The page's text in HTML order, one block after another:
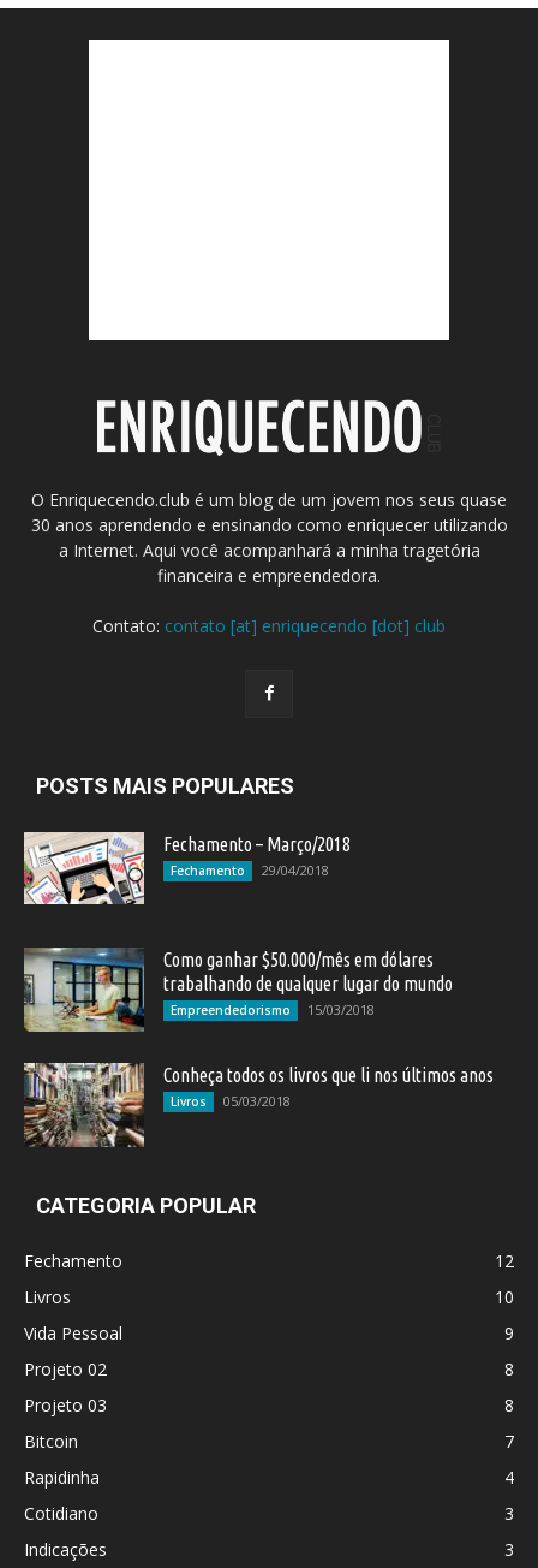
O Enriquecendo.club é um blog de um jovem nos seus quase
30 anos aprendendo e ensinando como enriquecer utilizando
a Internet. Aqui você acompanhará a minha tragetória
financeira e empreendedora.
Contato: contato [at] enriquecendo [dot] club
POSTS MAIS POPULARES
Fechamento – Março/2018
Fechamento 29/04/2018
Como ganhar $50.000/mês em dólares
trabalhando de qualquer lugar do mundo
Empreendedorismo 15/03/2018
Conheça todos os livros que li nos últimos anos
Livros 05/03/2018
CATEGORIA POPULAR
Fechamento
12
Livros
10
Vida Pessoal
9
Projeto 02
8
Projeto 03
8
Bitcoin
7
Rapidinha
4
Cotidiano
3
Indicações
3